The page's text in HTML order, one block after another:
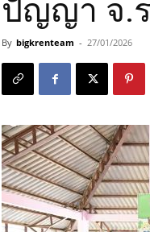
ปัญญา จ.
By bigkrenteam - 27/01/2026